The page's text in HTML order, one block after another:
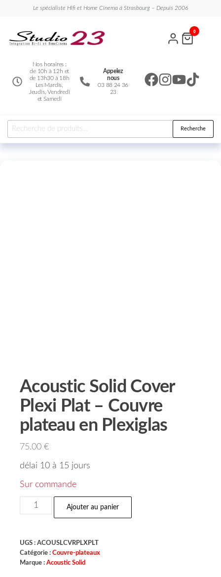
Le spécialiste Hifi et Home Cinema à Strasbourg – Depuis 2006
Nos horaires :
de 10h à 12h et
de 13h30 à 18h
Les Mardis,
Jeudis, Vendredi
et Samedi
Appelez
nous
03 88 24 36
23
0
Recherche
Acoustic Solid Cover
Plexi Plat – Couvre
plateau en Plexiglas
75.00 €
délai 10 à 15 jours
Sur commande
Ajouter au panier
UGS : ACOUSLCVRPLXPLT
Catégorie : Couvre-plateaux
Marque : Acoustic Solid